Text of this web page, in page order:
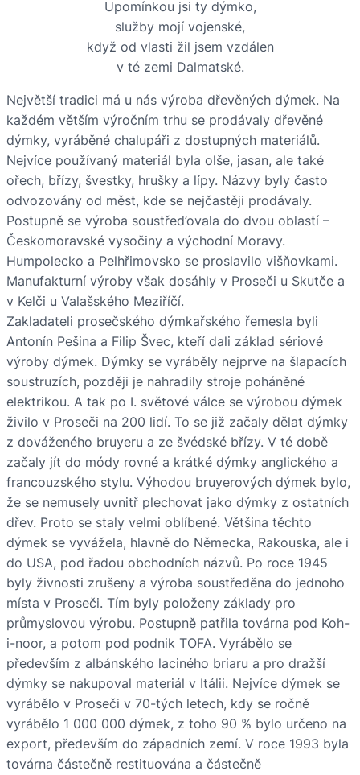
Upomínkou jsi ty dýmko,
služby mojí vojenské,
když od vlasti žil jsem vzdálen
v té zemi Dalmatské.
Největší tradici má u nás výroba dřevěných dýmek. Na
každém větším výročním trhu se prodávaly dřevěné
dýmky, vyráběné chalupáři z dostupných materiálů.
Nejvíce používaný materiál byla olše, jasan, ale také
ořech, břízy, švestky, hrušky a lípy. Názvy byly často
odvozovány od měst, kde se nejčastěji prodávaly.
Postupně se výroba soustřed’ovala do dvou oblastí –
Českomoravské vysočiny a východní Moravy.
Humpolecko a Pelhřimovsko se proslavilo višňovkami.
Manufakturní výroby však dosáhly v Proseči u Skutče a
v Kelči u Valašského Meziříčí.
Zakladateli prosečského dýmkařského řemesla byli
Antonín Pešina a Filip Švec, kteří dali základ sériové
výroby dýmek. Dýmky se vyráběly nejprve na šlapacích
soustruzích, později je nahradily stroje poháněné
elektrikou. A tak po I. světové válce se výrobou dýmek
živilo v Proseči na 200 lidí. To se již začaly dělat dýmky
z dováženého bruyeru a ze švédské břízy. V té době
začaly jít do módy rovné a krátké dýmky anglického a
francouzského stylu. Výhodou bruyerových dýmek bylo,
že se nemusely uvnitř plechovat jako dýmky z ostatních
dřev. Proto se staly velmi oblíbené. Většina těchto
dýmek se vyvážela, hlavně do Německa, Rakouska, ale i
do USA, pod řadou obchodních názvů. Po roce 1945
byly živnosti zrušeny a výroba soustředěna do jednoho
místa v Proseči. Tím byly položeny základy pro
průmyslovou výrobu. Postupně patřila továrna pod Koh-
i-noor, a potom pod podnik TOFA. Vyrábělo se
především z albánského laciného briaru a pro dražší
dýmky se nakupoval materiál v Itálii. Nejvíce dýmek se
vyrábělo v Proseči v 70-tých letech, kdy se ročně
vyrábělo 1 000 000 dýmek, z toho 90 % bylo určeno na
export, především do západních zemí. V roce 1993 byla
továrna částečně restituována a částečně